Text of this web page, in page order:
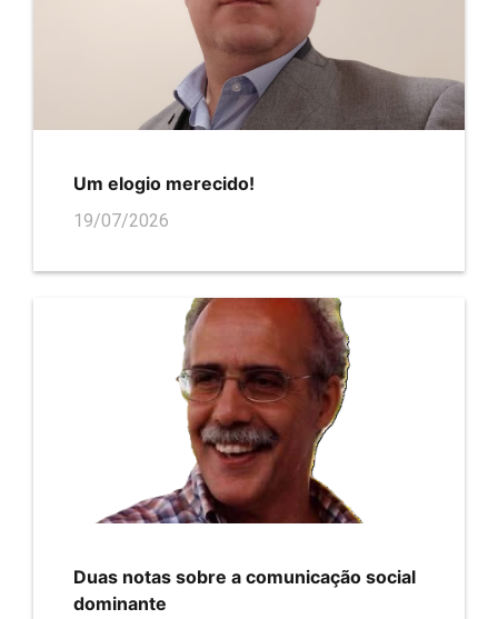
Um elogio merecido!
19/07/2026
Duas notas sobre a comunicação social
dominante